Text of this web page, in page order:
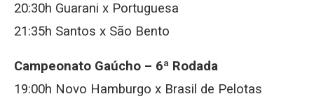
20:30h Guarani x Portuguesa
21:35h Santos x São Bento
Campeonato Gaúcho – 6ª Rodada
19:00h Novo Hamburgo x Brasil de Pelotas